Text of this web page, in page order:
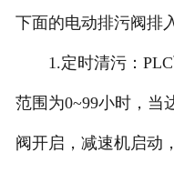
下面的电动排污阀排
1.定时清污：PLC
范围为0~99小时，当
阀开启，减速机启动